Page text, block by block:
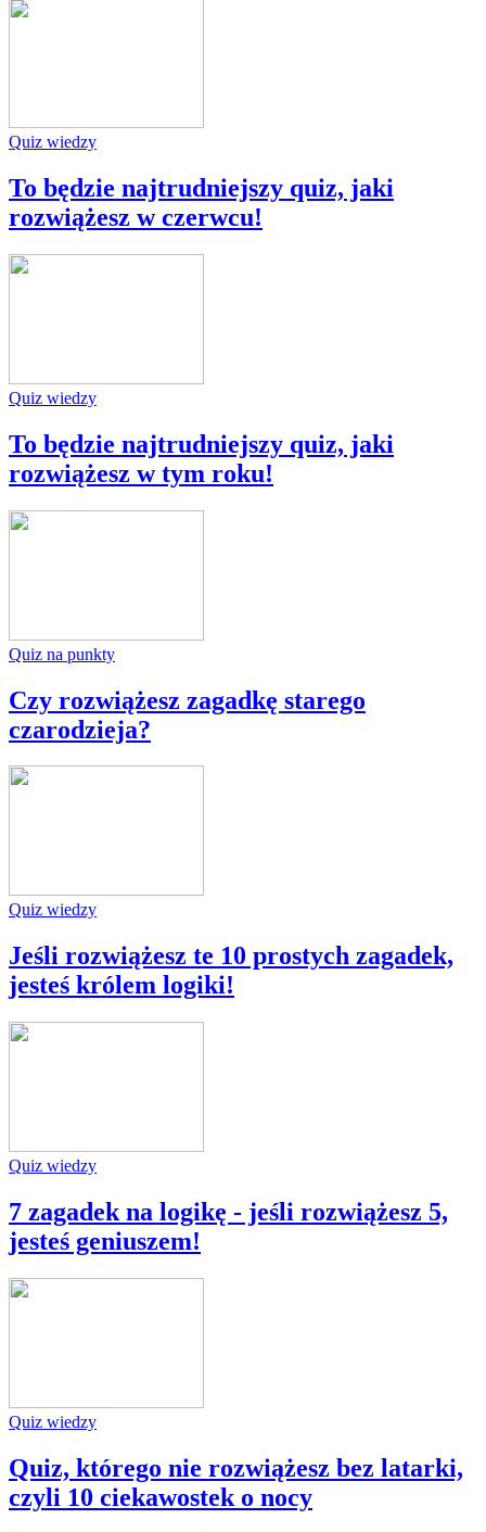
Quiz wiedzy
To będzie najtrudniejszy quiz, jaki
rozwiążesz w czerwcu!
Quiz wiedzy
To będzie najtrudniejszy quiz, jaki
rozwiążesz w tym roku!
Quiz na punkty
Czy rozwiążesz zagadkę starego
czarodzieja?
Quiz wiedzy
Jeśli rozwiążesz te 10 prostych zagadek,
jesteś królem logiki!
Quiz wiedzy
7 zagadek na logikę - jeśli rozwiążesz 5,
jesteś geniuszem!
Quiz wiedzy
Quiz, którego nie rozwiążesz bez latarki,
czyli 10 ciekawostek o nocy